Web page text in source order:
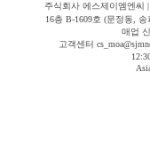
주식회사 에스제이엠엔씨
16층 B-1609호 (문정동,
매업
고객센터